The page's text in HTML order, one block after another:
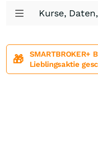
Kurse,
🎁
SMARTBROKER+
Lieblingsaktie